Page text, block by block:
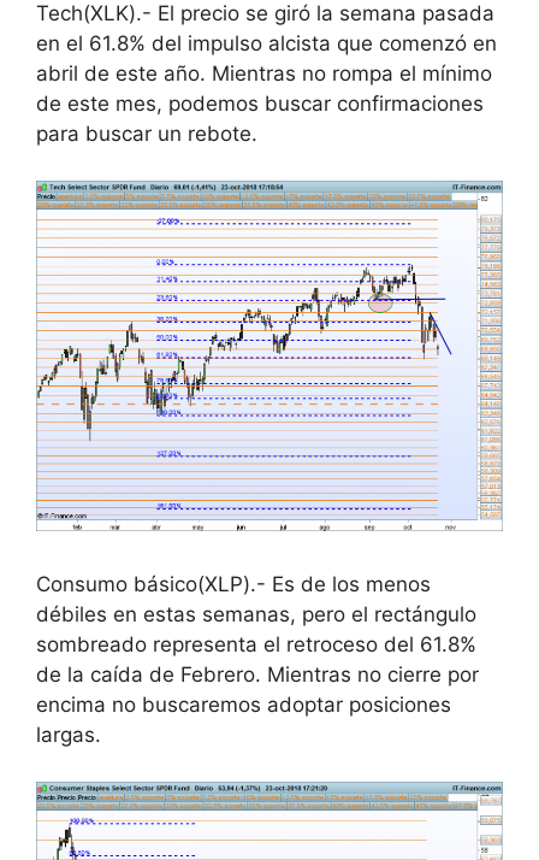
Tech(XLK).- El precio se giró la semana pasada
en el 61.8% del impulso alcista que comenzó en
abril de este año. Mientras no rompa el mínimo
de este mes, podemos buscar confirmaciones
para buscar un rebote.
Consumo básico(XLP).- Es de los menos
débiles en estas semanas, pero el rectángulo
sombreado representa el retroceso del 61.8%
de la caída de Febrero. Mientras no cierre por
encima no buscaremos adoptar posiciones
largas.